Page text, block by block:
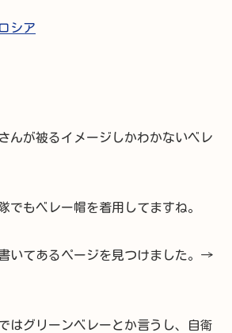
シア
んが被るイメージしかわかないベレ
でもベレー帽を着用してますね。
いてあるページを見つけました。→
はグリーンベレーとか言うし、自衛